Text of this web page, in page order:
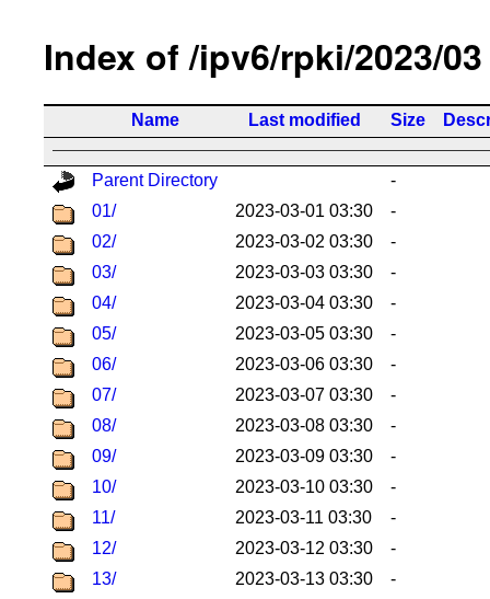
Index of /ipv6/rpki/2023/03
Name Last modified Size
Parent Directory
-
01/
2023-03-01 03:30
-
02/
2023-03-02 03:30
-
03/
2023-03-03 03:30
-
04/
2023-03-04 03:30
-
05/
2023-03-05 03:30
-
06/
2023-03-06 03:30
-
07/
2023-03-07 03:30
-
08/
2023-03-08 03:30
-
09/
2023-03-09 03:30
-
10/
2023-03-10 03:30
-
11/
2023-03-11 03:30
-
12/
2023-03-12 03:30
-
13/
2023-03-13 03:30
-